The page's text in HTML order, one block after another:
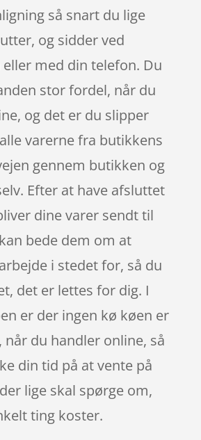
så snart du lige
og sidder ved
med din telefon. Du
stor fordel, når du
og det er du slipper
varerne fra butikkens
gennem butikken og
Efter at have afsluttet
dine varer sendt til
bede dem om at
i stedet for, så du
det er lettes for dig. I
er der ingen kø køen er
når du handler online, så
din tid på at vente på
lige skal spørge om,
ting koster.